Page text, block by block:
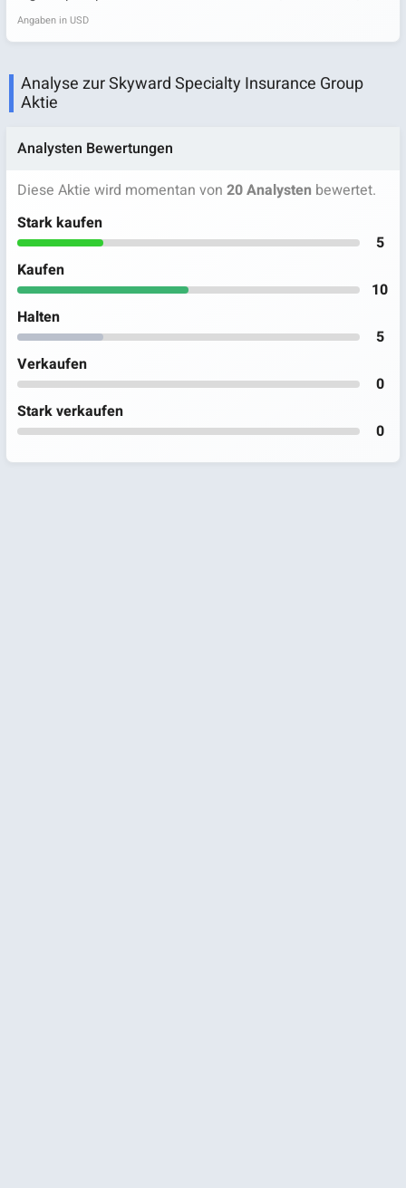
Angaben in USD
Analyse zur Skyward Specialty Insurance Group
Aktie
Analysten Bewertungen
Diese Aktie wird momentan von 20 Analysten bewertet.
Stark kaufen
5
Kaufen
10
Halten
5
Verkaufen
0
Stark verkaufen
0